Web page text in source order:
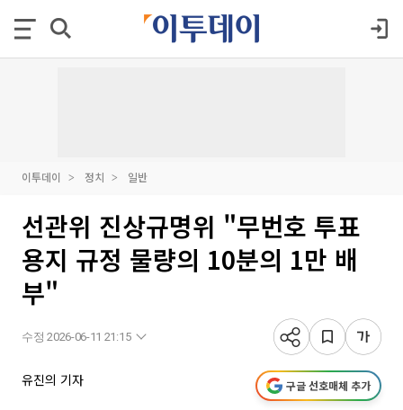
이투데이 정치 일반
선관위 진상규명위 "무번호 투표
용지 규정 물량의 10분의 1만 배
부"
수정 2026-06-11 21:15
유진의 기자 구글 선호매체 추가